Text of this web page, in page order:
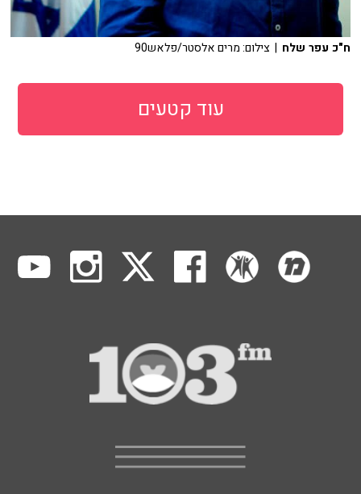
ח"כ עפר שלח | צילום: מרים אלסטר/פלאש90
עוד קטעים